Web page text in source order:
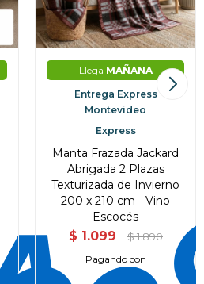
Llega MAÑANA
Entrega Express
Montevideo
Express
Manta Frazada Jackard
Abrigada 2 Plazas
Texturizada de Invierno
200 x 210 cm - Vino
Escocés
$ 1.099 $ 1.890
Pagando con